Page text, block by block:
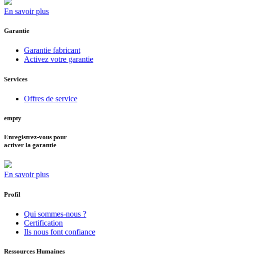
En savoir plus
Garantie
Garantie fabricant
Activez votre garantie
Services
Offres de service
empty
Enregistrez-vous pour
activer la garantie
En savoir plus
Profil
Qui sommes-nous ?
Certification
Ils nous font confiance
Ressources Humaines